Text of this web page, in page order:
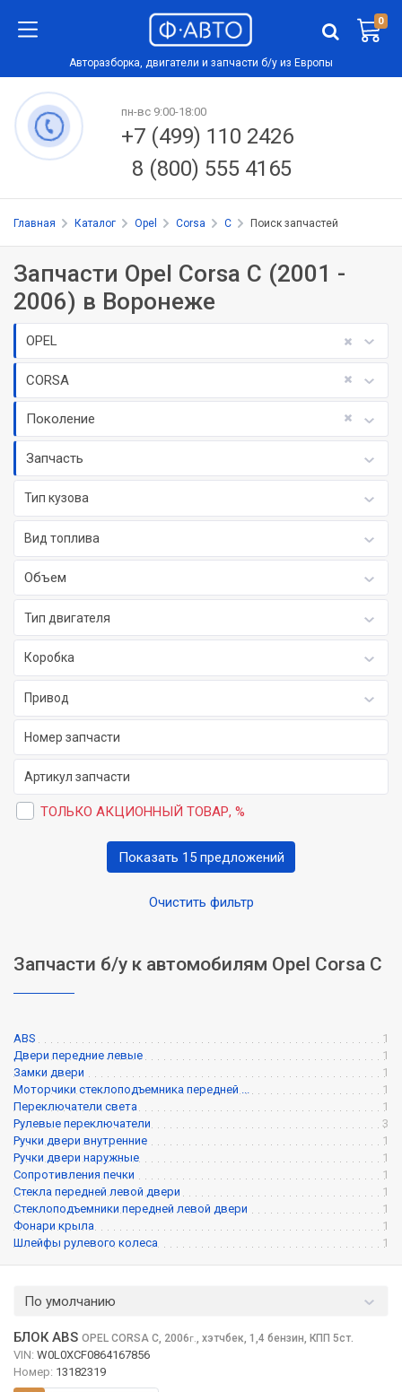
0
Авторазборка, двигатели и запчасти б/у из Европы
пн-вс 9:00-18:00
+7 (499) 110 2426
8 (800) 555 4165
Главная Каталог Opel Corsa C Поиск запчастей
Запчасти Opel Corsa C (2001 -
2006) в Воронеже
OPEL
CORSA
Поколение
Запчасть
Тип кузова
Вид топлива
Объем
Тип двигателя
Коробка
Привод
ТОЛЬКО АКЦИОННЫЙ ТОВАР, %
Очистить фильтр
Показать 15 предложений
Запчасти б/у к автомобилям Opel Corsa C
ABS
1
Двери передние левые
1
Замки двери
1
Моторчики стеклоподъемника передней ...
1
Переключатели света
1
Рулевые переключатели
3
Ручки двери внутренние
1
Ручки двери наружные
1
Сопротивления печки
1
Стекла передней левой двери
1
Стеклоподъемники передней левой двери
1
Фонари крыла
1
Шлейфы рулевого колеса
1
По умолчанию
БЛОК ABS OPEL CORSA C, 2006г., хэтчбек, 1,4 бензин, КПП 5ст.
VIN: W0L0XCF0864167856
Номер: 13182319